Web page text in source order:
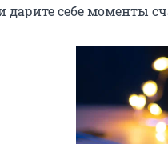
дарите себе моменты